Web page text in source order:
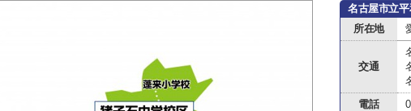
名古屋市立
所在地
交通
電話